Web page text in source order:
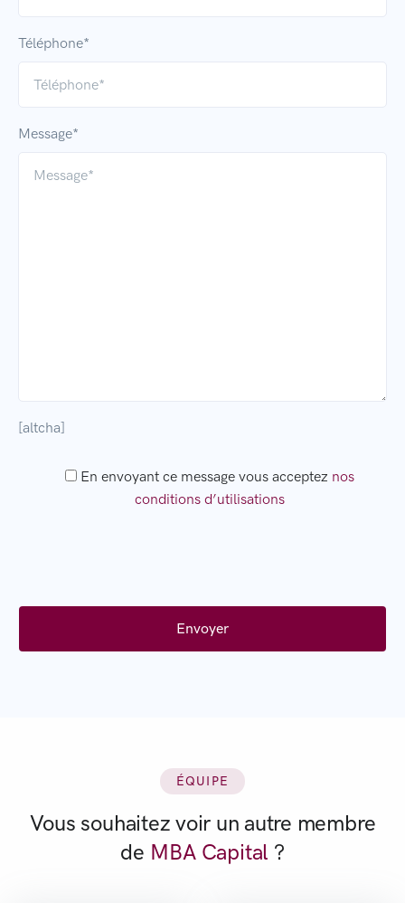
Téléphone*
Message*
[altcha]
En envoyant ce message vous acceptez nos
conditions d’utilisations
ÉQUIPE
Vous souhaitez voir un autre membre
de MBA Capital ?